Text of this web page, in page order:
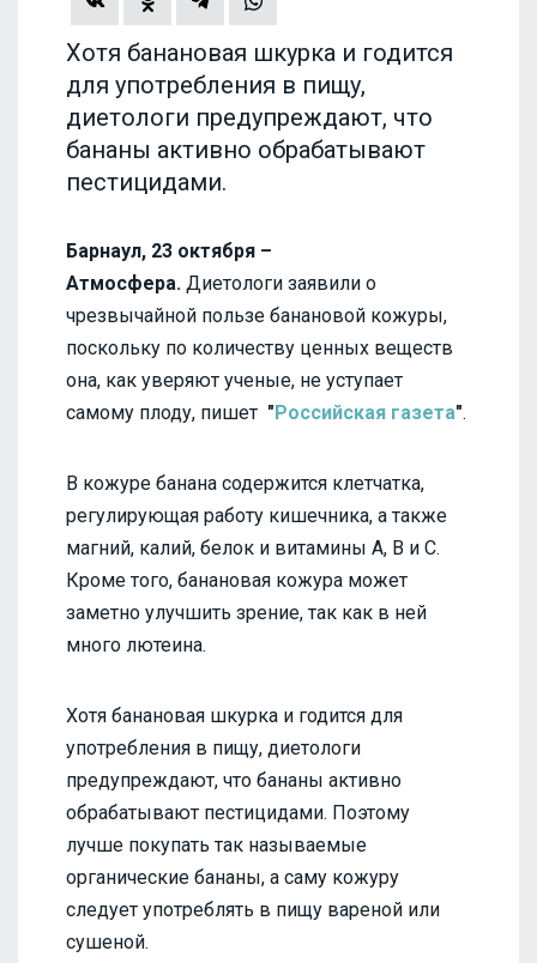
Хотя банановая шкурка и годится
для употребления в пищу,
диетологи предупреждают, что
бананы активно обрабатывают
пестицидами.
Барнаул, 23 октября –
Атмосфера. Диетологи заявили о
чрезвычайной пользе банановой кожуры,
поскольку по количеству ценных веществ
она, как уверяют ученые, не уступает
самому плоду, пишет "Российская газета".
В кожуре банана содержится клетчатка,
регулирующая работу кишечника, а также
магний, калий, белок и витамины А, В и С.
Кроме того, банановая кожура может
заметно улучшить зрение, так как в ней
много лютеина.
Хотя банановая шкурка и годится для
употребления в пищу, диетологи
предупреждают, что бананы активно
обрабатывают пестицидами. Поэтому
лучше покупать так называемые
органические бананы, а саму кожуру
следует употреблять в пищу вареной или
сушеной.